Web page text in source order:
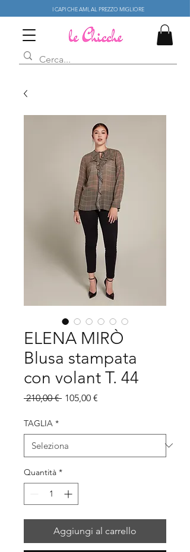
I CAPI CHE AMI, AL PREZZO MIGLIORE
ELENA MIRÒ
Blusa stampata
con volant T. 44
210,00 € Prezzo
105,00 €
TAGLIA *
Quantità *
Aggiungi al carrello